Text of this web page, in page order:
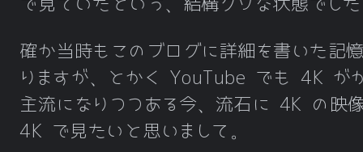
で見ていたという、結構クソな状態でし
確か当時もこのブログに詳細を書いた記
りますが、とかく YouTube でも 4K が
主流になりつつある今、流石に 4K の映
4K で見たいと思いまして。